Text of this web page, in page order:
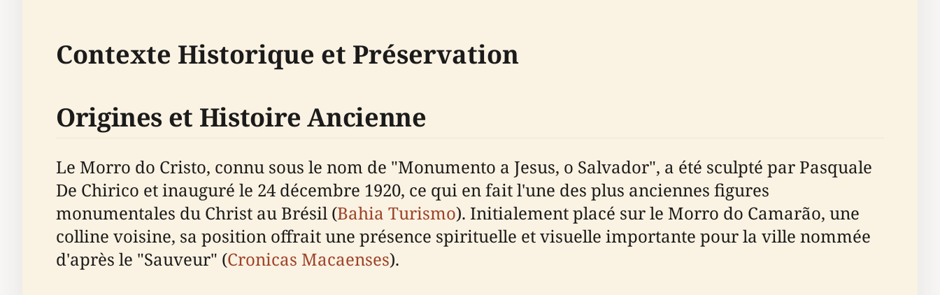
Contexte Historique et Préservation
Origines et Histoire Ancienne
Le Morro do Cristo, connu sous le nom de "Monumento a Jesus, o Salvador", a été sculpté par Pasquale
De Chirico et inauguré le 24 décembre 1920, ce qui en fait l'une des plus anciennes figures
monumentales du Christ au Brésil (Bahia Turismo). Initialement placé sur le Morro do Camarão, une
colline voisine, sa position offrait une présence spirituelle et visuelle importante pour la ville nommée
d'après le "Sauveur" (Cronicas Macaenses).